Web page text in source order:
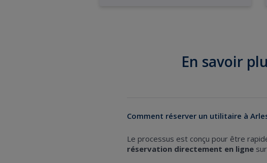
En savoir
Comment réserver un utilitaire à
Le processus est conçu pour être
réservation directement en ligne